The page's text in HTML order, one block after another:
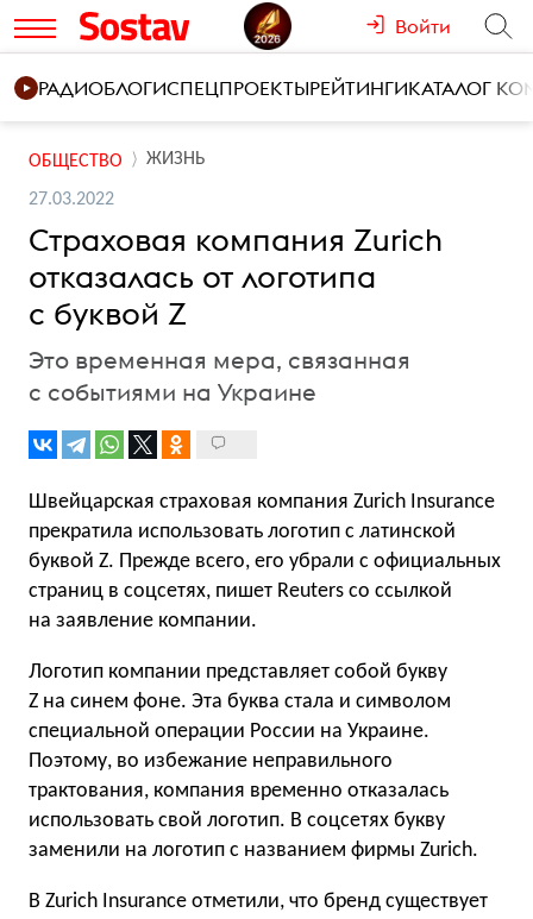
Войти
РАДИОБЛОГИСПЕЦПРОЕКТЫРЕЙТИНГИКАТАЛОГ
ОБЩЕСТВО ЖИЗНЬ
27.03.2022
Страховая компания Zurich
отказалась от логотипа
с буквой Z
Это временная мера, связанная
с событиями на Украине
Швейцарская страховая компания Zurich Insurance
прекратила использовать логотип с латинской
буквой Z. Прежде всего, его убрали с официальных
страниц в соцсетях, пишет Reuters со ссылкой
на заявление компании.
Логотип компании представляет собой букву
Z на синем фоне. Эта буква стала и символом
специальной операции России на Украине.
Поэтому, во избежание неправильного
трактования, компания временно отказалась
использовать свой логотип. В соцсетях букву
заменили на логотип с названием фирмы Zurich.
В Zurich Insurance отметили, что бренд существует